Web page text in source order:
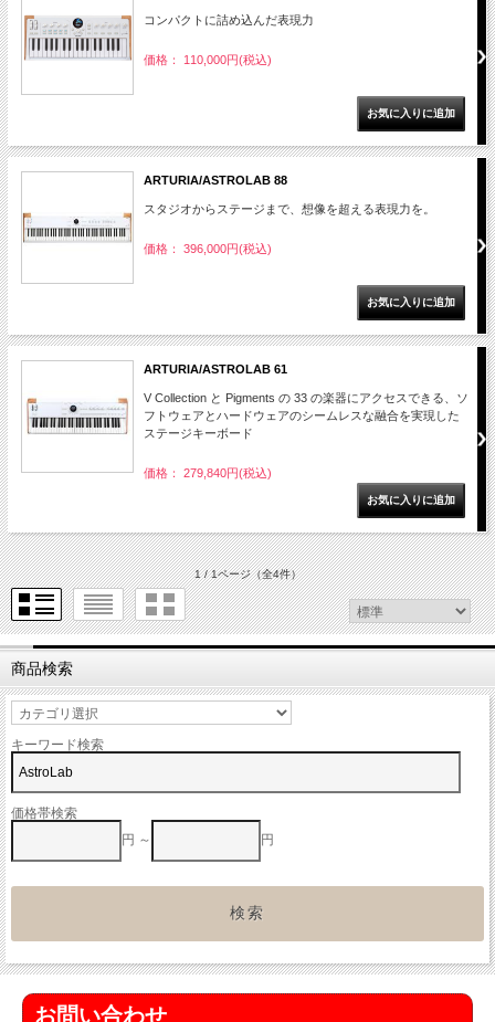
コンパクトに詰め込んだ表現力
価格： 110,000円(税込)
ARTURIA/ASTROLAB 88
スタジオからステージまで、想像を超える表現力を。
価格： 396,000円(税込)
ARTURIA/ASTROLAB 61
V Collection と Pigments の 33 の楽器にアクセスできる、ソ
フトウェアとハードウェアのシームレスな融合を実現した
ステージキーボード
価格： 279,840円(税込)
1 / 1ページ（全4件）
商品検索
キーワード検索
価格帯検索
円 ～
円
お問い合わせ